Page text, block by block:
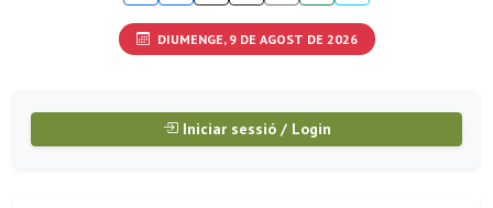
DIUMENGE, 9 DE AGOST DE 2026
Iniciar sessió / Login